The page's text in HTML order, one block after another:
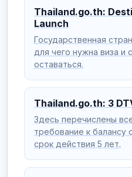
Thailand.go.th:
Launch
Государственная
для чего нужна виза и
оставаться.
Thailand.go.th: 3
Здесь перечислены
требование к балансу
срок действия 5 лет.